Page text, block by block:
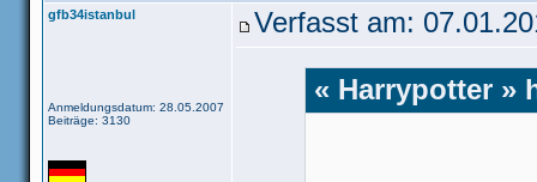
gfb34istanbul
Anmeldungsdatum: 28.05.2007
Beiträge: 3130
Verfasst am:
« Harrypotter »